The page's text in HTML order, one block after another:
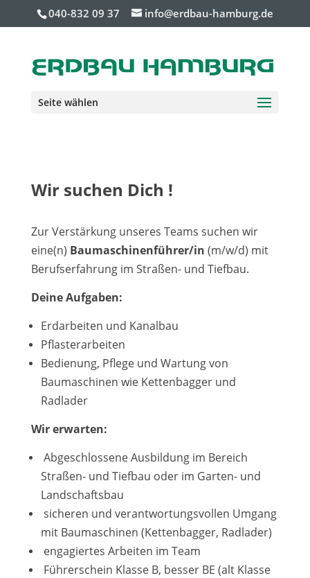
040-832 09 37 info@erdbau-hamburg.de
Seite wählen
Wir suchen Dich !
Zur Verstärkung unseres Teams suchen wir
eine(n) Baumaschinenführer/in (m/w/d) mit
Berufserfahrung im Straßen- und Tiefbau.
Deine Aufgaben:
Erdarbeiten und Kanalbau
Pflasterarbeiten
Bedienung, Pflege und Wartung von
Baumaschinen wie Kettenbagger und
Radlader
Wir erwarten:
Abgeschlossene Ausbildung im Bereich
Straßen- und Tiefbau oder im Garten- und
Landschaftsbau
sicheren und verantwortungsvollen Umgang
mit Baumaschinen (Kettenbagger, Radlader)
engagiertes Arbeiten im Team
Führerschein Klasse B, besser BE (alt Klasse